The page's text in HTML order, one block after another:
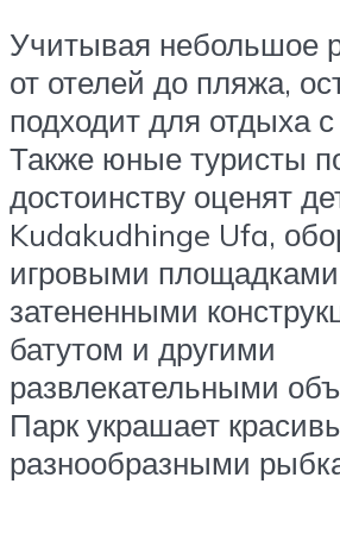
Учитывая небольшое
от отелей до пляжа,
подходит для отдыха
Также юные туристы
достоинству оценят
Kudakudhinge Ufa,
игровыми
затененными
батутом и другими
развлекательными
Парк украшает
разнообразными